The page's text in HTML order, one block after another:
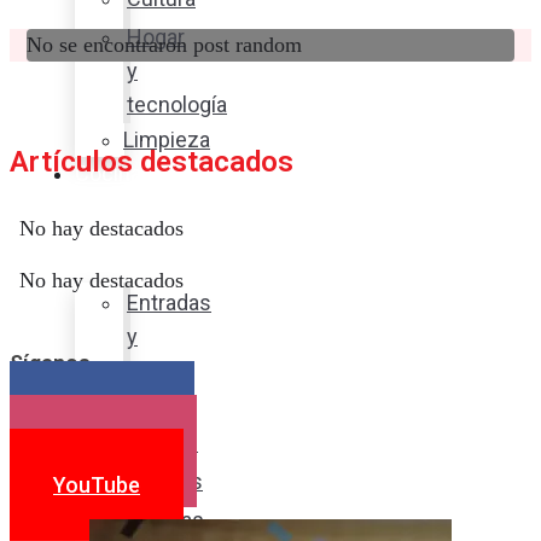
Hogar
y
tecnología
Limpieza
Cocina
sabor
Entradas
y
Postres
Bebidas
No se encontraron post random
Artículos destacados
No hay destacados
No hay destacados
Síganos
YouTube